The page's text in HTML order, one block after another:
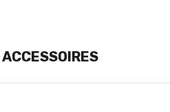
ACCESSOIRES